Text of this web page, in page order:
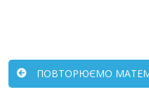
ПОВТОРЮЄМО